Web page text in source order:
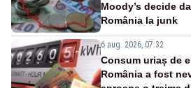
Moody’s decide
România la junk
6 aug. 2026, 07:32
Consum uriaș de
România a fost